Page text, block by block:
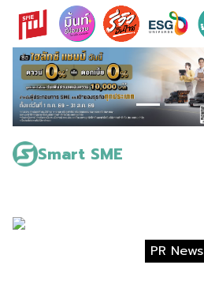
Skip
content
Smart SME
Search
for:
PR News